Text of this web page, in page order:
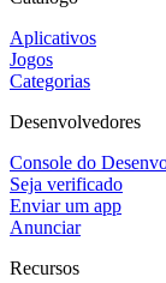
Aplicativos
Jogos
Categorias
Desenvolvedores
Console do
Seja verificado
Enviar um app
Anunciar
Recursos